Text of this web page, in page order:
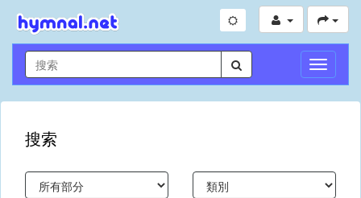
切
換
導
搜索